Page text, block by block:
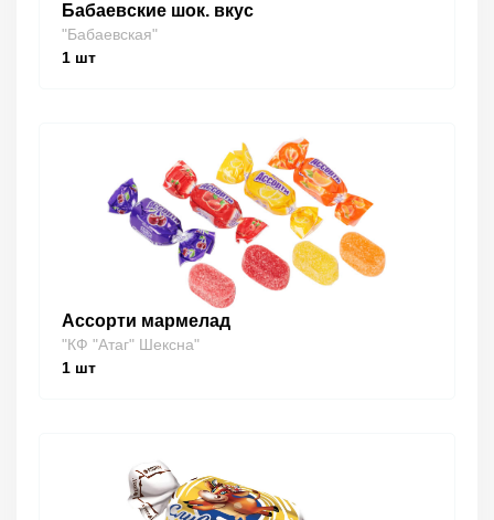
Бабаевские шок. вкус
"Бабаевская"
1 шт
Ассорти мармелад
"КФ "Атаг" Шексна"
1 шт